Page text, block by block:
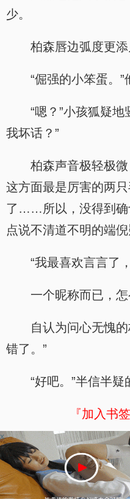
少。
柏森唇边弧度更添
“倔强的小笨蛋。”
“嗯？”小孩狐疑
我坏话？”
柏森声音极轻极
这方面最是厉害的两
了……所以，没得到确
点说不清道不明的端倪
“我最喜欢言言了
一个昵称而已，
自认为问心无愧
错了。”
“好吧。”半信半疑
『加入书
x